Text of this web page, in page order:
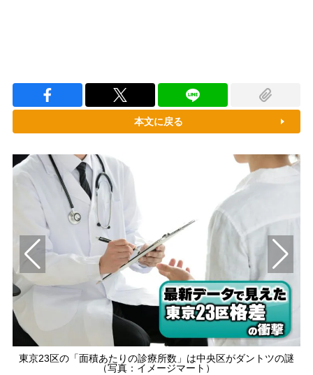
本文に戻る
東京23区の「面積あたりの診療所数」は中央区がダントツの謎
（写真：イメージマート）